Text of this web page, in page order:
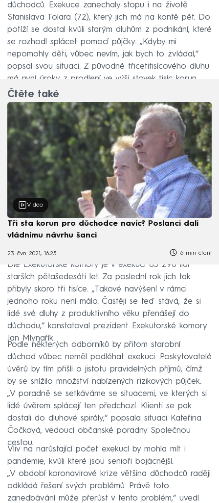
důchodců. Exekuce zanechaly stopu i na životě
Stanislava Tolara (72), který jich má na kontě pět. Do
potíží se dostal kvůli starým dluhům z podnikání, které
se rozhodl splácet pomocí půjčky. „Kdyby mi
nepomohly děti, vůbec nevím, jak bych to zvládal,“
popsal svou situaci. Z původně třicetitisícového dluhu
má nyní úroky z prodlení ve výši stovek tisíc korun.
Čtěte také
Video
Tři sta korun pro důchodce navíc? Poslanci dali
vládnímu návrhu šanci
23. čvn 2021, 16:25 6 min čtení
Dle Exekutorské komory je v exekuci 63 298 lidí
starších pětašedesáti let. Za poslední rok jich tak
přibyly skoro tři tisíce. „Takové navýšení v rámci
jednoho roku není málo. Častěji se teď stává, že si
lidé své dluhy z produktivního věku přenášejí do
důchodu,“ konstatoval prezident Exekutorské komory
Jan Mlynařík.
Podle některých odborníků by přitom starobní
důchod vůbec neměl podléhat exekuci. Poskytovatelé
úvěrů by tím přišli o jistotu pravidelných příjmů, čímž
by se snížilo množství nabízených rizikových půjček.
„V poradně se setkáváme se situacemi, ve kterých si
lidé úvěrem splácejí ten předchozí. Klienti se pak
dostali do dluhové spirály,“ popsala situaci Kateřina
Čočková, vedoucí občanské poradny Společnou
cestou.
Vliv na narůstající počet exekucí by mohla mít i
pandemie, kvůli které jsou senioři bojácnější.
„V období koronavirové krize většina důchodců raději
odkládá řešení svých problémů. Právě toto
zanedbávání může přerůst v tento problém,“ uvedl